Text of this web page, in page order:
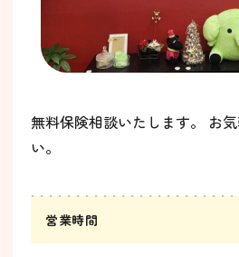
無料保険相談いたします。 お
い。
営業時間